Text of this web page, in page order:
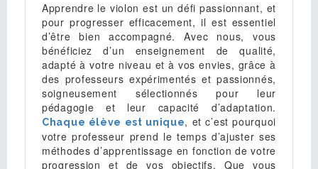
Apprendre le violon est un défi passionnant, et
pour progresser efficacement, il est essentiel
d’être bien accompagné. Avec nous, vous
bénéficiez d’un enseignement de qualité,
adapté à votre niveau et à vos envies, grâce à
des professeurs expérimentés et passionnés,
soigneusement sélectionnés pour leur
pédagogie et leur capacité d’adaptation.
Chaque élève est unique, et c’est pourquoi
votre professeur prend le temps d’ajuster ses
méthodes d’apprentissage en fonction de votre
progression et de vos objectifs. Que vous